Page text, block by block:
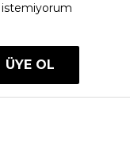
ÜYE OL